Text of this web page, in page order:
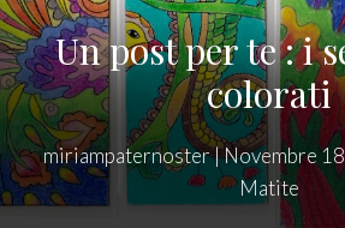
Un post per te : i
colorati
miriampaternoster|Novembre
Matite